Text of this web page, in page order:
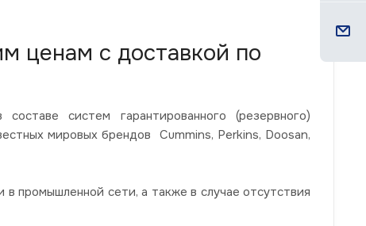
ценам с доставкой по
систем гарантированного (резервного)
мировых брендов Cummins, Perkins, Doosan,
промышленной сети, а также в случае отсутствия